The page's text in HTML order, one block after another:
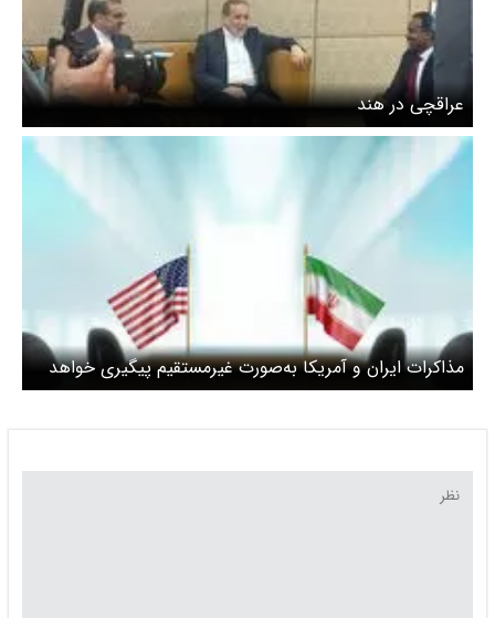
عراقچی در هند
مذاکرات ایران و آمریکا به‌صورت غیرمستقیم پیگیری خواهد
شد